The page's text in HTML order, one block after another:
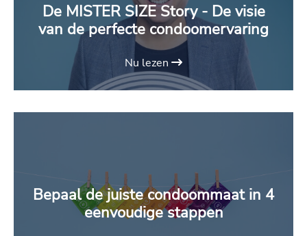
De MISTER SIZE Story - De visie
van de perfecte condoomervaring
Nu lezen
Bepaal de juiste condoommaat in 4
eenvoudige stappen